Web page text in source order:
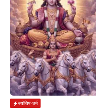
ज्योतिष-धर्म